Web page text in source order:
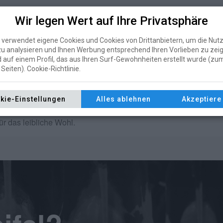
ein und präsentiert eine derkonstantesten
führenden Plattform www.swisskuh.chzeigen Laurent
Kühe mitSpitzenwerten im Zuchtindex
Betrieb inRomanensam Samstag,19. Juli von 10 bis 17
das leibliche Wohl.
Wir legen Wert auf Ihre Privatsphäre
eigene Cookies und Cookies von Drittanbietern, um die
analysieren und Ihnen Werbung entsprechend Ihren Vorlieben zu
auf einem Profil, das aus Ihren Surf-Gewohnheiten erstellt wurde
Cookie-Richtlinie.
Akzeptiere
Alles ablehnen
Einstellungen